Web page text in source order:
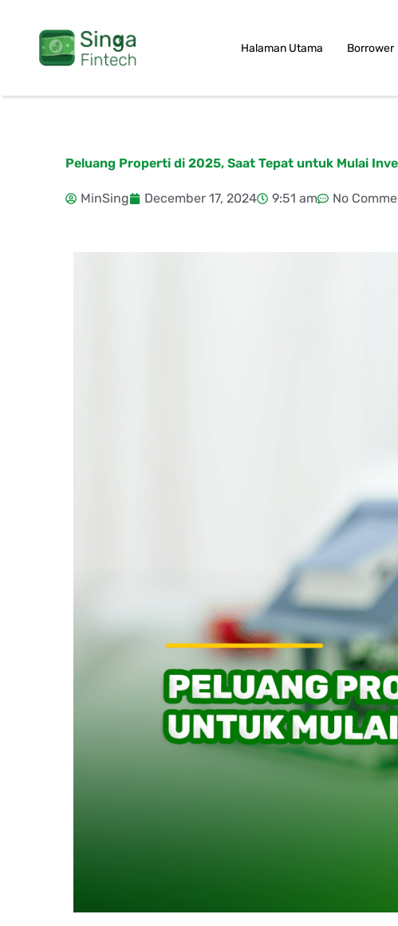
content
Halaman Utama Borrower
Peluang Properti di 2025, Saat Tepat untuk Mulai
MinSing December 17, 2024 9:51 am No